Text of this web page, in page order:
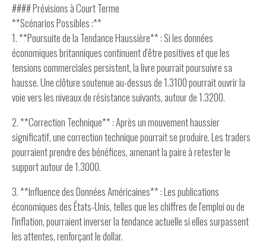
#### Prévisions à Court Terme
**Scénarios Possibles :**
1. **Poursuite de la Tendance Haussière** : Si les données
économiques britanniques continuent d'être positives et que les
tensions commerciales persistent, la livre pourrait poursuivre sa
hausse. Une clôture soutenue au-dessus de 1.3100 pourrait ouvrir la
voie vers les niveaux de résistance suivants, autour de 1.3200.
2. **Correction Technique** : Après un mouvement haussier
significatif, une correction technique pourrait se produire. Les traders
pourraient prendre des bénéfices, amenant la paire à retester le
support autour de 1.3000.
3. **Influence des Données Américaines** : Les publications
économiques des États-Unis, telles que les chiffres de l'emploi ou de
l'inflation, pourraient inverser la tendance actuelle si elles surpassent
les attentes, renforçant le dollar.